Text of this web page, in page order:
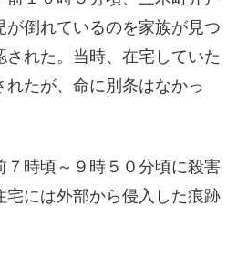
が倒れているのを家族が見つ
された。当時、在宅していた
れたが、命に別条はなかっ
７時頃～９時５０分頃に殺害
宅には外部から侵入した痕跡